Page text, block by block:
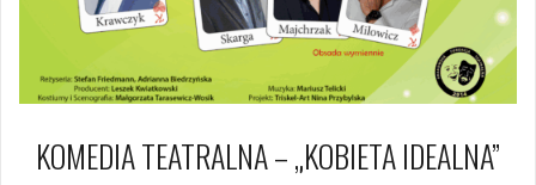
KOMEDIA TEATRALNA – „KOBIETA IDEALNA”